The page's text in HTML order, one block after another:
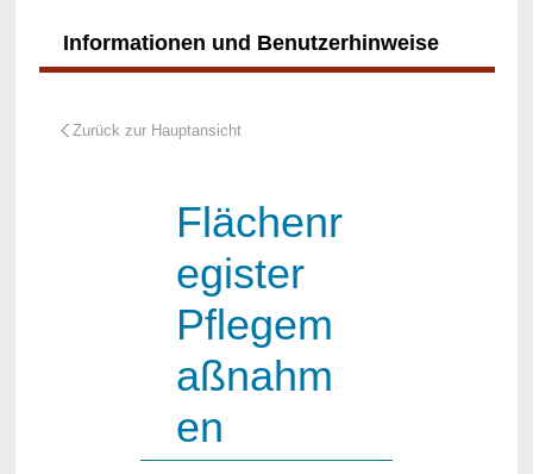
Informationen und Benutzerhinweise
Flächenr
egister
Pflegem
aßnahm
en